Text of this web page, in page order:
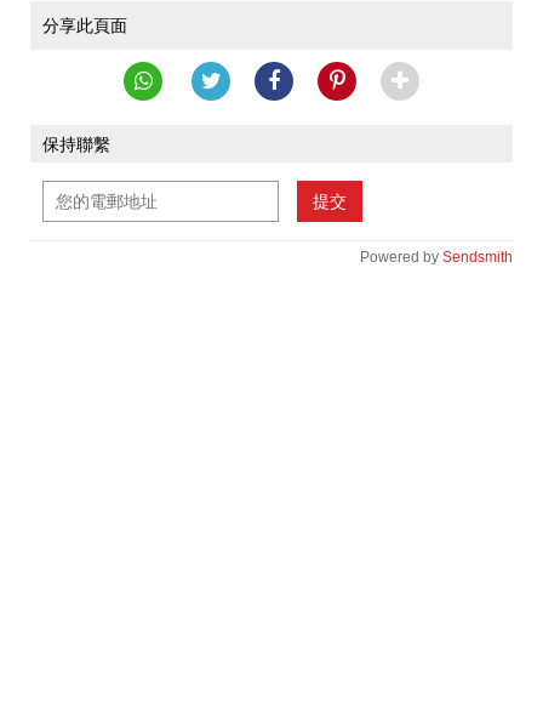
分享此頁面
保持聯繫
提交
Powered by Sendsmith